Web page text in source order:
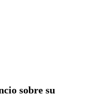
sobre su